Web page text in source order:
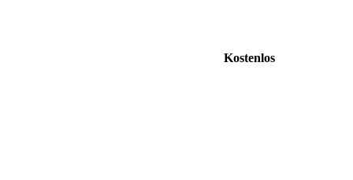
Kostenlos